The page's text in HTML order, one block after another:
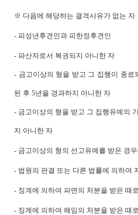
※ 다음에 해당하는 결격사유가 없는 자
- 피성년후견인과 피한정후견인
- 파산자로서 복권되지 아니한 자
- 금고이상의 형을 받고 그 집행이 종료
된 후 5년을 경과하지 아니한 자
- 금고이상의 형을 받고 그 집행유예의
지 아니한 자
- 금고이상의 형의 선고유예를 받은 경
- 법원의 판결 또는 다른 법률에 의하여
- 징계에 의하여 파면의 처분을 받은 때
- 징계에 의하여 해임의 처분을 받은 때